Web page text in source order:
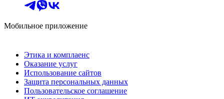
Мобильное приложение
Этика и комплаенс
Оказание услуг
Использование сайтов
Защита персональных данных
Пользовательское соглашение